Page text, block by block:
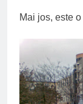
Mai jos, este